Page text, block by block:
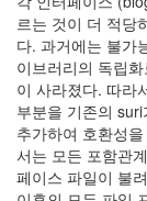
르는 것이 더 적당
다. 과거에는 불가
이브러리의 독립
이 사라졌다. 따라
부분을 기존의
추가하여 호환성
서는 모든 포함관
페이스 파일이 불
(1)
CODE
keyboard
MX
clear
미
디
어